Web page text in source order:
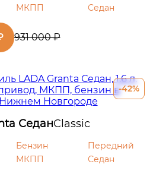
МКПП Седан
931 000 ₽
-42%
СеданClassic
Бензин
Передний
МКПП Седан